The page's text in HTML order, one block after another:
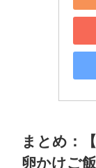
まとめ：
卵かけご